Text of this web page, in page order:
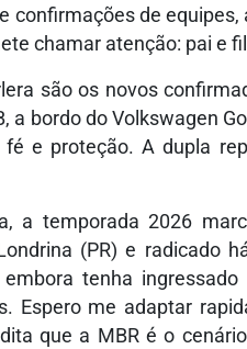
confirmações de
chamar atenção: pai e
são os novos
a bordo do Volkswagen
e proteção. A dupla
a temporada 2026
(PR) e radicado
tenha
Espero me adaptar
que a MBR é o